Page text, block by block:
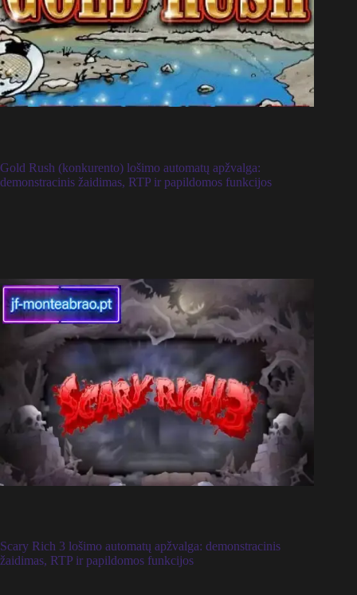
Gold Rush (konkurento) lošimo automatų apžvalga:
demonstracinis žaidimas, RTP ir papildomos funkcijos
Scary Rich 3 lošimo automatų apžvalga: demonstracinis
žaidimas, RTP ir papildomos funkcijos